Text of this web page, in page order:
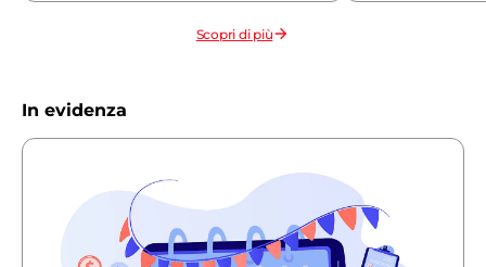
Scopri di più
In evidenza